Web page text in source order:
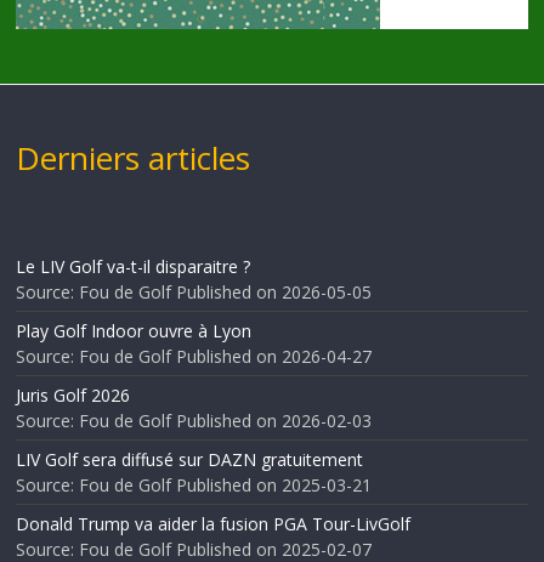
Derniers articles
Le LIV Golf va-t-il disparaitre ?
Source: Fou de Golf Published on 2026-05-05
Play Golf Indoor ouvre à Lyon
Source: Fou de Golf Published on 2026-04-27
Juris Golf 2026
Source: Fou de Golf Published on 2026-02-03
LIV Golf sera diffusé sur DAZN gratuitement
Source: Fou de Golf Published on 2025-03-21
Donald Trump va aider la fusion PGA Tour-LivGolf
Source: Fou de Golf Published on 2025-02-07